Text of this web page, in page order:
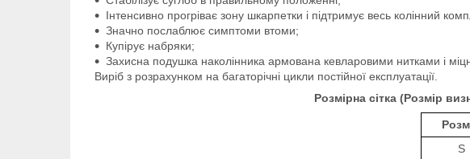
Інтенсивно прогріває зону шкарпетки і підтримує весь колінний
Значно послаблює симптоми втоми;
Купірує набряки;
Захисна подушка наколінника армована кевларовими нитками і
Виріб з розрахунком на багаторічні цикли постійної експлуатації.
Розмірна сітка (Розмір
S